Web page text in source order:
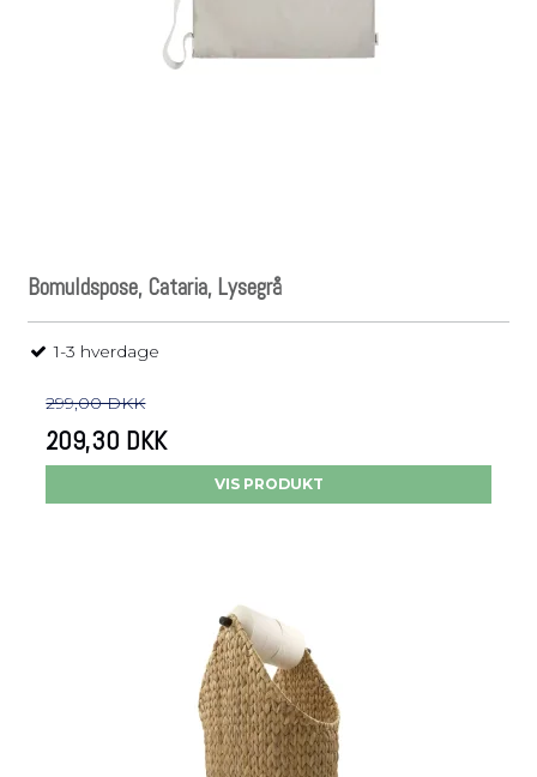
Bomuldspose, Cataria, Lysegrå
1-3 hverdage
299,00 DKK
209,30 DKK
VIS PRODUKT